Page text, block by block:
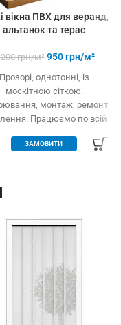
вікна ПВХ для веранд,
альтанок та терас
грн/м² 950грн/м²
Прозорі, однотонні, із
москітною сіткою.
монтаж, ремонт,
Працюємо по всій
ЗАМОВИТИ